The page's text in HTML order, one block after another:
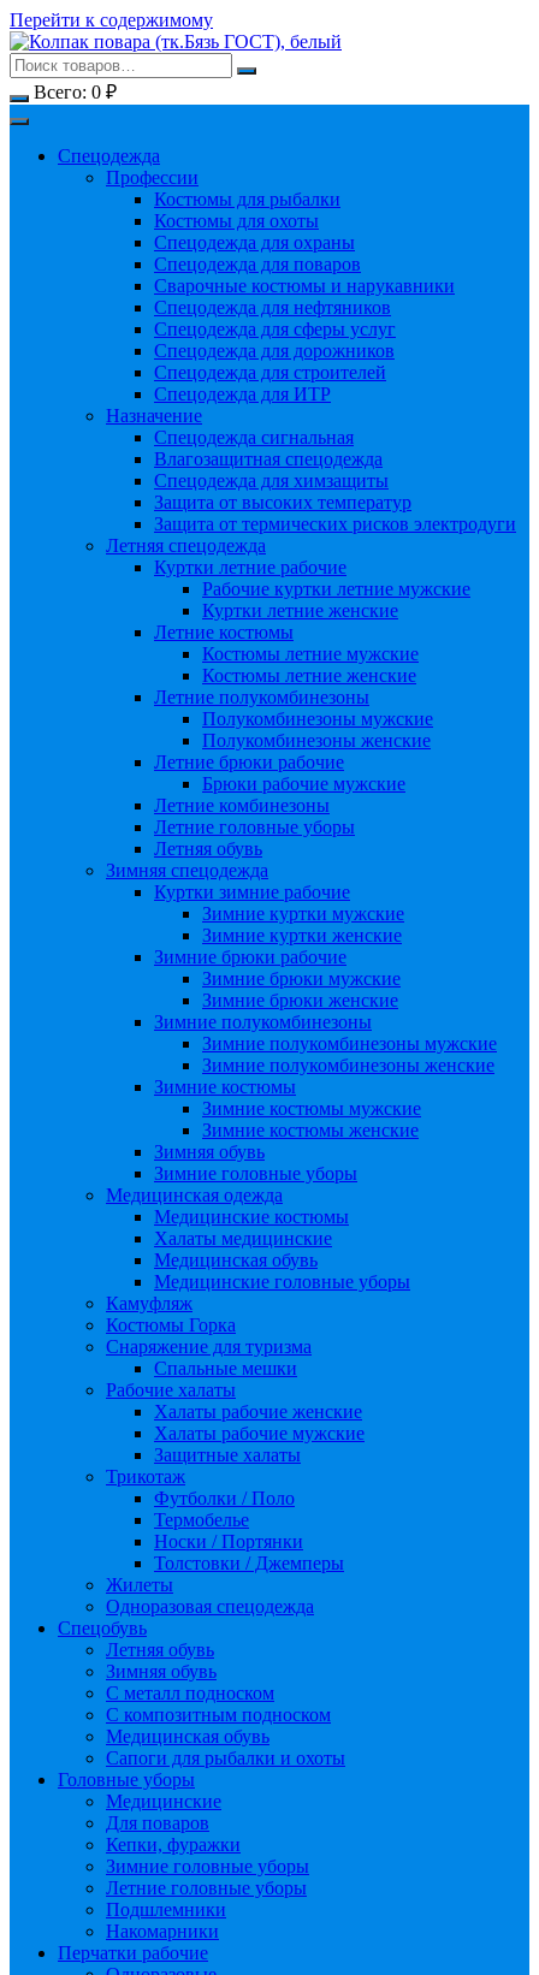
Перейти к содержимому
Всего: 0 ₽
Спецодежда
Профессии
Костюмы для рыбалки
Костюмы для охоты
Спецодежда для охраны
Спецодежда для поваров
Сварочные костюмы и нарукавники
Спецодежда для нефтяников
Спецодежда для сферы услуг
Спецодежда для дорожников
Спецодежда для строителей
Спецодежда для ИТР
Назначение
Спецодежда сигнальная
Влагозащитная спецодежда
Спецодежда для химзащиты
Защита от высоких температур
Защита от термических рисков электродуги
Летняя спецодежда
Куртки летние рабочие
Рабочие куртки летние мужские
Куртки летние женские
Летние костюмы
Костюмы летние мужские
Костюмы летние женские
Летние полукомбинезоны
Полукомбинезоны мужские
Полукомбинезоны женские
Летние брюки рабочие
Брюки рабочие мужские
Летние комбинезоны
Летние головные уборы
Летняя обувь
Зимняя спецодежда
Куртки зимние рабочие
Зимние куртки мужские
Зимние куртки женские
Зимние брюки рабочие
Зимние брюки мужские
Зимние брюки женские
Зимние полукомбинезоны
Зимние полукомбинезоны мужские
Зимние полукомбинезоны женские
Зимние костюмы
Зимние костюмы мужские
Зимние костюмы женские
Зимняя обувь
Зимние головные уборы
Медицинская одежда
Медицинские костюмы
Халаты медицинские
Медицинская обувь
Медицинские головные уборы
Камуфляж
Костюмы Горка
Снаряжение для туризма
Спальные мешки
Рабочие халаты
Халаты рабочие женские
Халаты рабочие мужские
Защитные халаты
Трикотаж
Футболки / Поло
Термобелье
Носки / Портянки
Толстовки / Джемперы
Жилеты
Одноразовая спецодежда
Спецобувь
Летняя обувь
Зимняя обувь
С металл подноском
С композитным подноском
Медицинская обувь
Сапоги для рыбалки и охоты
Головные уборы
Медицинские
Для поваров
Кепки, фуражки
Зимние головные уборы
Летние головные уборы
Подшлемники
Накомарники
Перчатки рабочие